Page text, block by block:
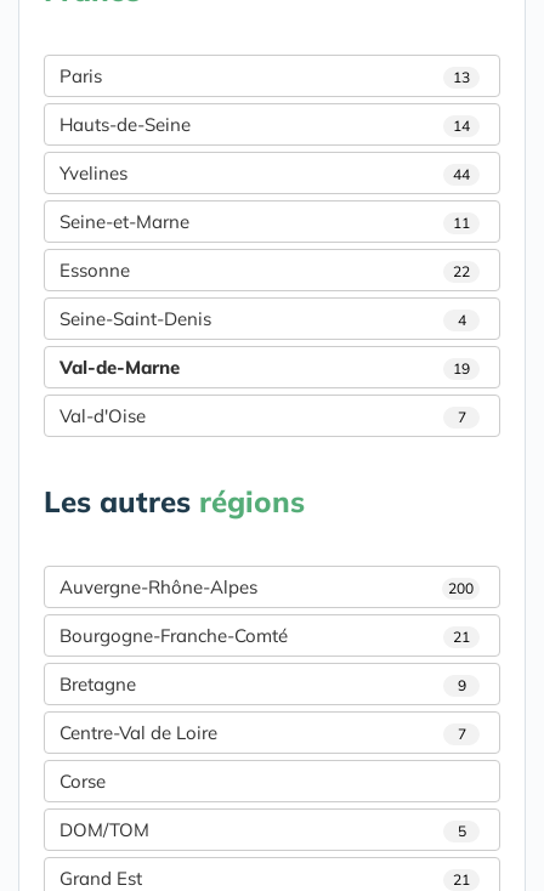
Paris 13
Hauts-de-Seine 14
Yvelines 44
Seine-et-Marne 11
Essonne 22
Seine-Saint-Denis 4
Val-de-Marne 19
Val-d'Oise 7
Les autres régions
Auvergne-Rhône-Alpes 200
Bourgogne-Franche-Comté 21
Bretagne 9
Centre-Val de Loire 7
Corse
DOM/TOM 5
Grand Est 21